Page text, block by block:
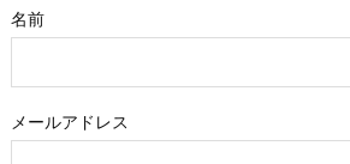
名前
メールアドレス